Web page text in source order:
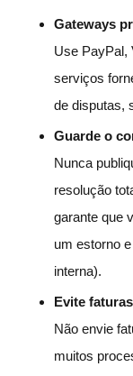
Gateways
Use PayPal,
serviços
de disputas,
Guarde o
Nunca
resolução
garante que
um estorno
interna).
Evite
Não envie
muitos